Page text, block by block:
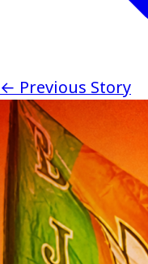
← Previous Story